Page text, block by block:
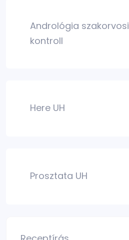
Andrológia szakorvosi
kontroll
Here UH
Prosztata UH